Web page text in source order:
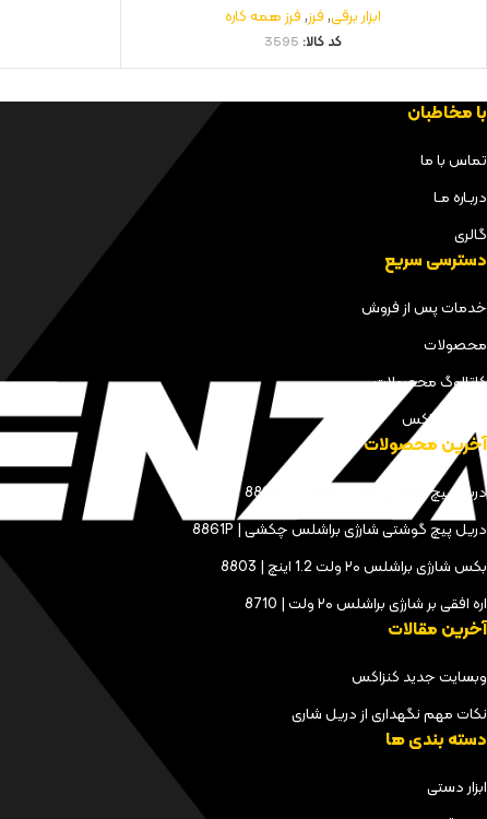
ابزار برقی,فرز,فرز همه کاره
کد کالا: 3595
با مخاطبان
تماس با ما
دربـاره مـا
گالری
دسترسی سریع
خدمات پس از فروش
محصولات
کاتالوگ محصولات
مجله کنزاکس
آخرین محصولات
دریل پیچ گوشتی شارژی براشلس | 8898
دریل پیچ گوشتی شارژی براشلس چکشی | 8861P
بکس شارژی براشلس ۲۰ ولت 1.2 اینچ | 8803
اره افقی بر شارژی براشلس ۲۰ ولت | 8710
آخرین مقالات
وبسایت جدید کنزاکس
نکات مهم نگهداری از دریل شاری
دسته بندی ها
ابزار دستی